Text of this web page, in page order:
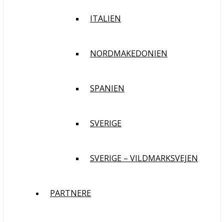
ITALIEN
NORDMAKEDONIEN
SPANIEN
SVERIGE
SVERIGE – VILDMARKSVEJEN
PARTNERE